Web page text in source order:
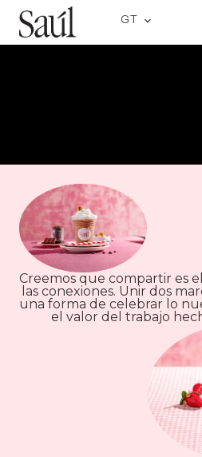
GT
Creemos que compartir es
las conexiones. Unir dos
una forma de celebrar lo
el valor del trabajo